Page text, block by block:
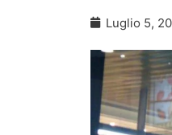
Luglio 5,